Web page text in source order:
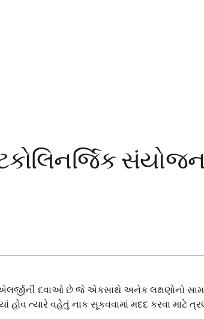
દવાઓ છે જે એકસાથે અનેક લક્ષણોનો
ત્યારે વહેતું નાક સૂકવવામાં મદદ કરવા